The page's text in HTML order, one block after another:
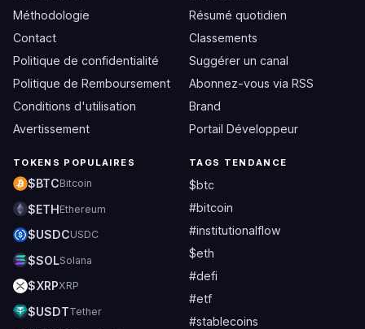
Méthodologie
Contact
Politique de confidentialité
Politique de Remboursement
Conditions d'utilisation
Avertissement
Résumé quotidien
Classements
Suggérer un canal
Abonnez-vous via RSS
Brand
Portail Développeur
TOKENS POPULAIRES
$BTCBitcoin
$ETHEthereum
$USDCUSDC
$SOLSolana
$XRPXRP
$USDTTether
TAGS TENDANCE
$btc
#bitcoin
#institutionalflow
$eth
#defi
#etf
#stablecoins